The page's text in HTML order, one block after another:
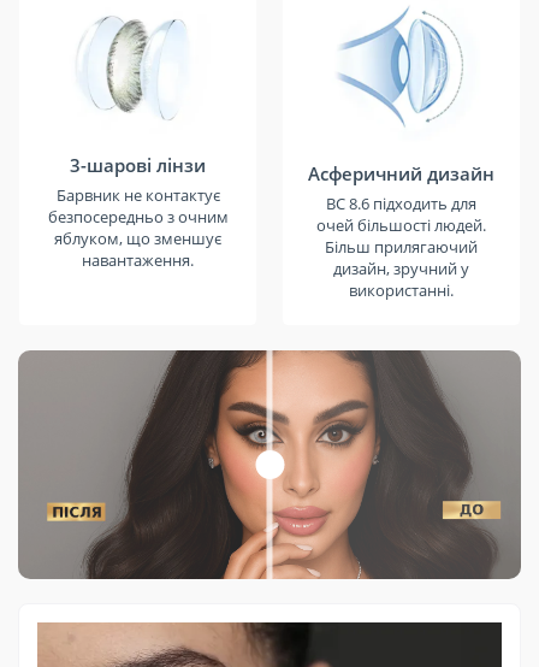
3-шарові лінзи
Барвник не контактує
безпосередньо з очним
яблуком, що зменшує
навантаження.
Асферичний дизайн
BC 8.6 підходить для
очей більшості людей.
Більш прилягаючий
дизайн, зручний у
використанні.